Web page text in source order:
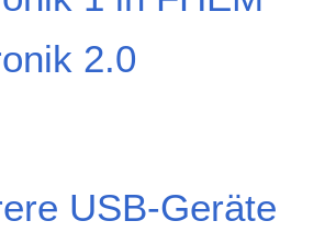
2.0
USB-Geräte